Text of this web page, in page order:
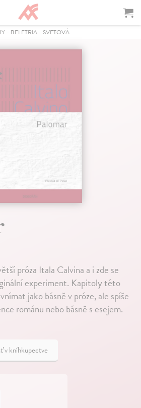
- BELETRIA- SVETOVÁ
próza Itala Calvina a i zde se
experiment. Kapitoly této
jako básně v próze, ale spíše
románu nebo básně s esejem.
v kníhkupectve